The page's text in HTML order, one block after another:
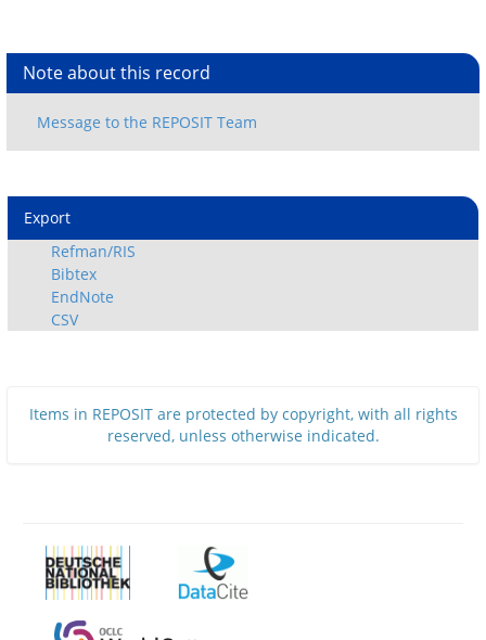
Note about this record
Export
Refman/RIS
Bibtex
EndNote
CSV
Items in REPOSIT are protected by copyright, with all rights
reserved, unless otherwise indicated.